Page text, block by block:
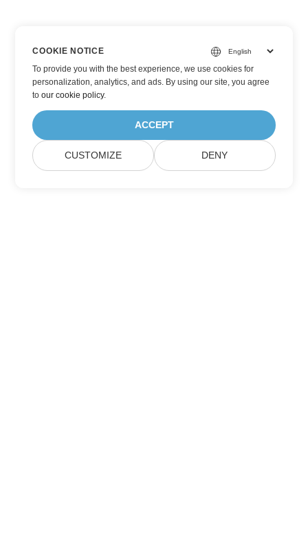
COOKIE NOTICE
To provide you with the best experience, we use cookies for
personalization, analytics, and ads. By using our site, you agree
toour cookie policy.
ACCEPT
CUSTOMIZE DENY